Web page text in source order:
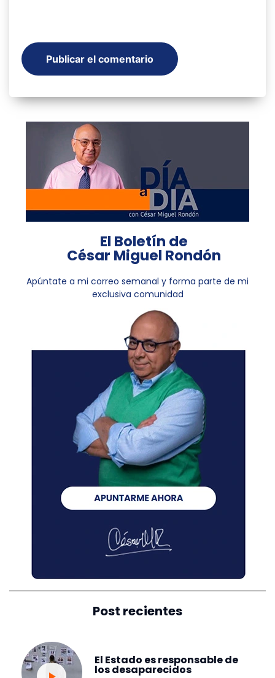
El Boletín de
César Miguel Rondón
Apúntate a mi correo semanal y forma parte de mi
exclusiva comunidad
Post recientes
El Estado es responsable de
los desaparecidos